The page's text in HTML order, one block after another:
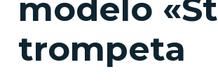
modelo
trompeta